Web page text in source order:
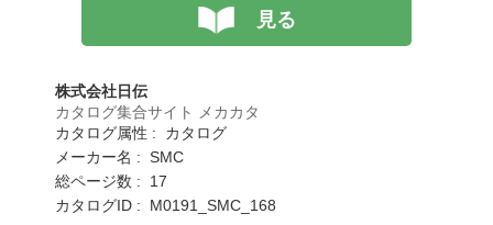
見る
株式会社日伝
カタログ集合サイト メカカタ
カタログ属性 : カタログ
メーカー名 : SMC
総ページ数 : 17
カタログID : M0191_SMC_168